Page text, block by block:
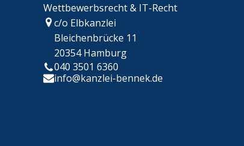
Wettbewerbsrecht & IT-Recht
c/o Elbkanzlei
Bleichenbrücke 11
20354 Hamburg
040 3501 6360
info@kanzlei-bennek.de
Kundenbewertungen und Erfahrungen zu
Rechtsanwalt Marco Bennek – Markenrecht,
Urheberrech...